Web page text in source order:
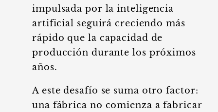
impulsada por la inteligencia
artificial seguirá creciendo más
rápido que la capacidad de
producción durante los próximos
años.
A este desafío se suma otro factor:
una fábrica no comienza a fabricar